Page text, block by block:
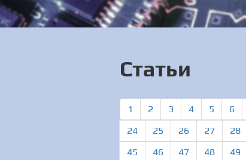
Статьи
1 2 3 4 5 6
24
25 26 27 28
45
46 47 48 49